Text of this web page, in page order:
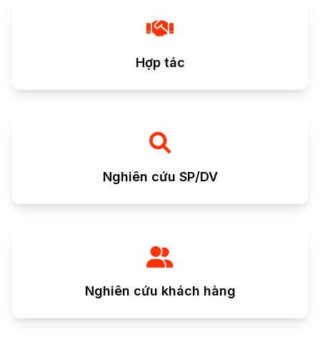
Hợp tác
Nghiên cứu SP/DV
Nghiên cứu khách hàng